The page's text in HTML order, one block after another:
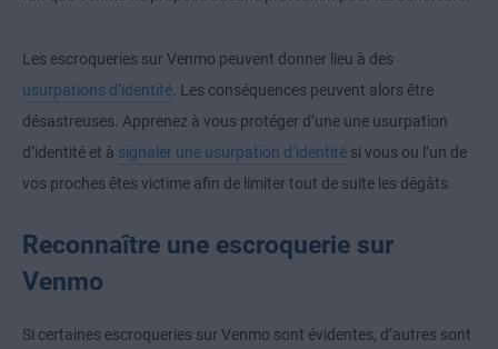
Les escroqueries sur Venmo peuvent donner lieu à des
usurpations d’identité. Les conséquences peuvent alors être
désastreuses. Apprenez à vous protéger d’une une usurpation
d’identité et à signaler une usurpation d’identité si vous ou l’un de
vos proches êtes victime afin de limiter tout de suite les dégâts.
Reconnaître une escroquerie sur
Venmo
Si certaines escroqueries sur Venmo sont évidentes, d’autres sont